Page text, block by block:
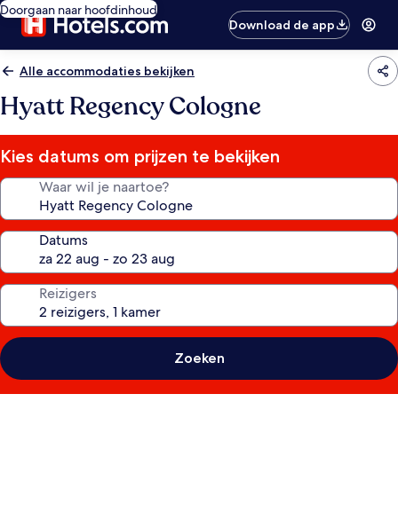
Doorgaan naar hoofdinhoud
Download de app
Alle accommodaties bekijken
Hyatt Regency Cologne
Kies datums om prijzen te bekijken
Waar wil je naartoe?
Datums
Reizigers
Zoeken